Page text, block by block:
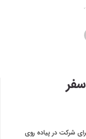
شرکت در پیاده روی